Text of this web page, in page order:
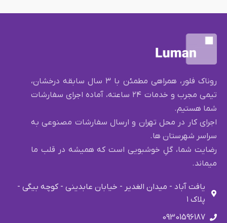
روناک فلور، همراهی مطمئن با ۳ سال سابقه درخشان،
تیمی مجرب و خدمات ۲۴ ساعته، آماده اجرای سفارشات
شما هستیم.
اجرای کار در محل تهران و ارسال سفارشات مصنوعی به
سراسر شهرستان ها.
رضایت شما، گلِ خوشبویی است که همیشه در قلب ما
میماند.
یافت آباد - میدان الغدیر - خیابان عابدینی - کوچه بیگی -
پلاک ۱
09301596187